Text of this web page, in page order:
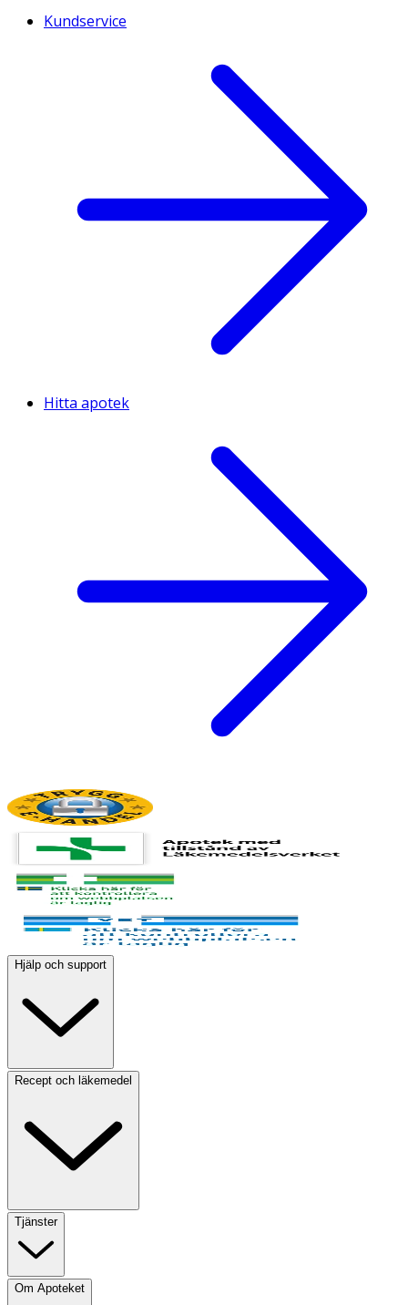
Kundservice
Hitta apotek
Hjälp och support
Recept och läkemedel
Tjänster
Om Apoteket